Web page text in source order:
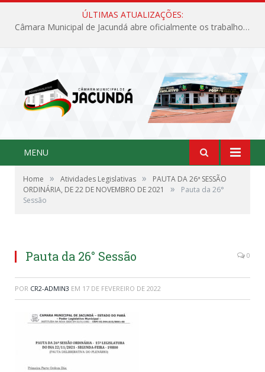
ÚLTIMAS ATUALIZAÇÕES:
Câmara Municipal de Jacundá abre oficialmente os trabalhos legislativos de 2026
MENU
Home » Atividades Legislativas »
PAUTA DA 26ª SESSÃO
ORDINÁRIA, DE 22 DE NOVEMBRO DE 2021
»
Pauta da 26°
Sessão
Pauta da 26° Sessão 0
POR CR2-ADMIN3 EM 17 DE FEVEREIRO DE 2022